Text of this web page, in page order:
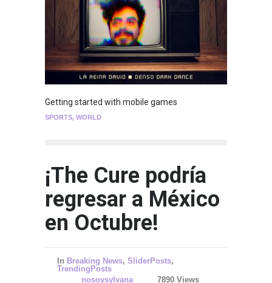
Getting started with mobile games
SPORTS, WORLD
¡The Cure podría
regresar a México
en Octubre!
In Breaking News, SliderPosts,
TrendingPosts
nosoysylvana
7890 Views